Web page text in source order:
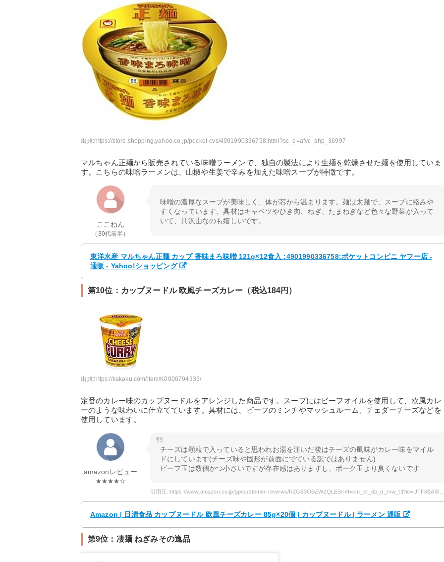
出典:https://store.shopping.yahoo.co.jp/pocket-cvs/4901990336758.html?sc_e=afvc_shp_36997
マルちゃん正麺から販売されている味噌ラーメンで、独自の製法により生麺を乾燥させた麺を使用していま
す。こちらの味噌ラーメンは、山椒や生姜で辛みを加えた味噌スープが特徴です。
ここねん
（30代前半）
味噌の濃厚なスープが美味しく、体が芯から温まります。麺は太麺で、スープに絡みや
すくなっています。具材はキャベツやひき肉、ねぎ、たまねぎなど色々な野菜が入って
いて、具沢山なのも嬉しいです。
東洋水産 マルちゃん正麺 カップ 香味まろ味噌 121g×12食入 :4901990336758:ポケットコンビニ ヤフー店 -
通販 - Yahoo!ショッピング
第10位：カップヌードル 欧風チーズカレー（税込184円）
出典:https://kakaku.com/item/K0000794333/
定番のカレー味のカップヌードルをアレンジした商品です。スープにはビーフオイルを使用して、欧風カレ
ーのような味わいに仕立てています。具材には、ビーフのミンチやマッシュルーム、チェダーチーズなどを
使用しています。
amazonレビュー
★★★★☆
チーズは顆粒で入っていると思われお湯を注いだ後はチーズの風味がカレー味をマイル
ドにしています(チーズ味や固形が前面にでている訳ではありません)
ビーフ玉は数個かつ小さいですが存在感はありますし、ポーク玉より臭くないです
Amazon | 日清食品 カップヌードル 欧風チーズカレー 85g×20個 | カップヌードル | ラーメン 通販
第9位：凄麺 ねぎみその逸品